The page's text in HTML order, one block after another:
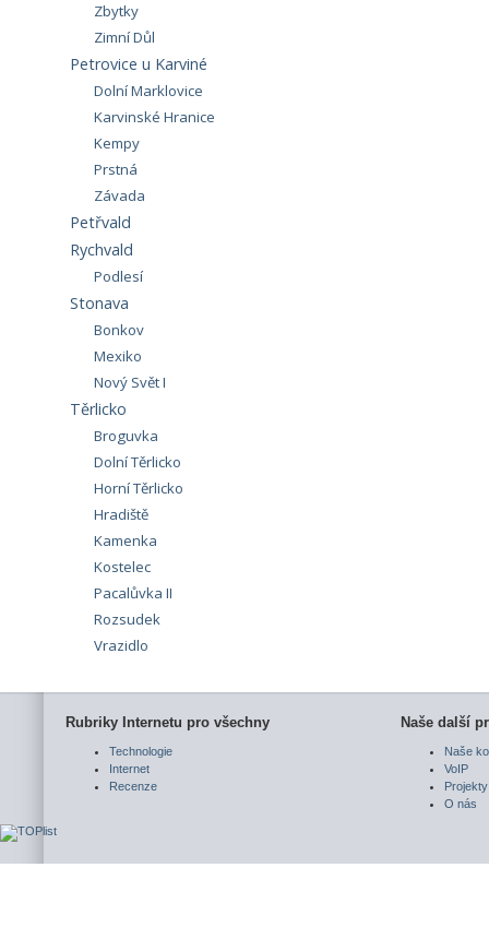
Zbytky
Zimní Důl
Petrovice u Karviné
Dolní Marklovice
Karvinské Hranice
Kempy
Prstná
Závada
Petřvald
Rychvald
Podlesí
Stonava
Bonkov
Mexiko
Nový Svět I
Těrlicko
Broguvka
Dolní Těrlicko
Horní Těrlicko
Hradiště
Kamenka
Kostelec
Pacalůvka II
Rozsudek
Vrazidlo
Rubriky Internetu pro všechny
Technologie
Internet
Recenze
Naše další
Naše
VoIP
Projekty
O nás